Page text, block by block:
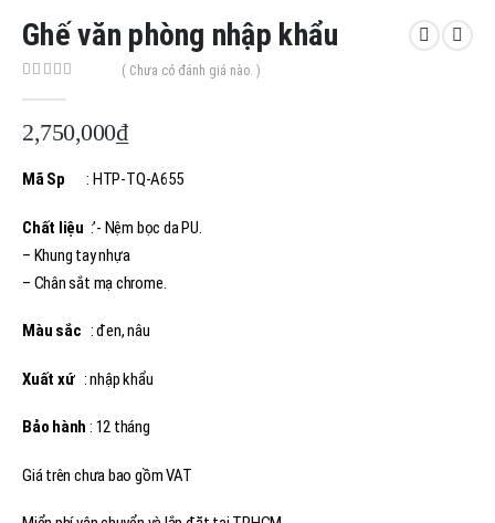
Ghế văn phòng nhập khẩu
( Chưa có đánh giá nào. )
2,750,000₫
Mã Sp : HTP-TQ-A655
Chất liệu :’- Nệm bọc da PU.
– Khung tay nhựa
– Chân sắt mạ chrome.
Màu sắc : đen, nâu
Xuất xứ: nhập khẩu
Bảo hành : 12 tháng
Giá trên chưa bao gồm VAT